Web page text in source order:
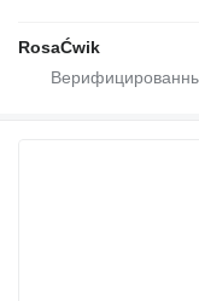
RosaĆwik